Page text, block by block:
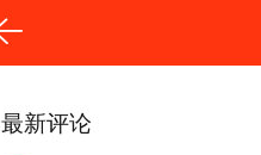
最新评论